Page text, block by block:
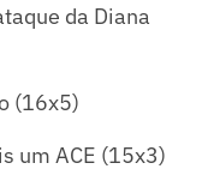
da Diana
(16x5)
um ACE (15x3)